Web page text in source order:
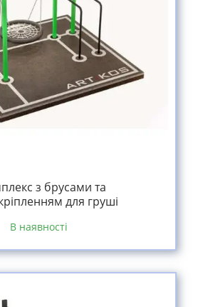
з брусами та
K-2 і кріпленням для груші
В наявності